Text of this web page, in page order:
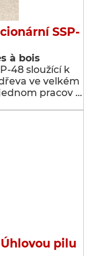
SSP-
à bois
48 sloužící k
ve velkém
pracov …
pilu